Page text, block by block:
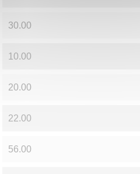
30.00
10.00
20.00
22.00
56.00